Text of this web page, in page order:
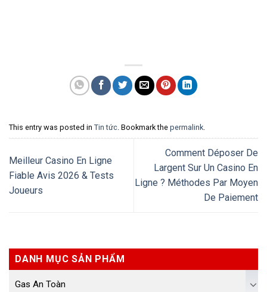
This entry was posted in Tin tức . Bookmark the permalink
Meilleur Casino En Ligne
Fiable Avis 2026 & Tests
Joueurs
Comment Déposer De
Largent Sur Un Casino En
Ligne ? Méthodes Par Moyen
De Paiement
DANH MỤC SẢN PHẨM
Gas An Toàn